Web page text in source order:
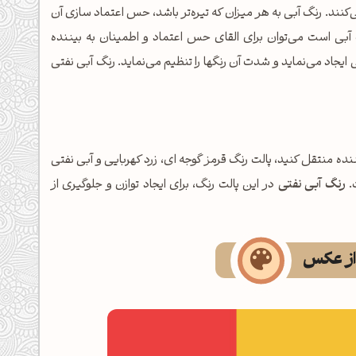
رنگ آبی به هر میزان که تیره‌تر باشد، حس اعتماد سازی آن
است می‌توان برای القای حس اعتماد و اطمینان به بیننده
می‌نماید و شدت آن رنگها را تنظیم می‌نماید. رنگ آبی نفتی
منتقل کنید، پالت رنگ قرمز گوجه ای، زرد کهربایی و آبی نفتی
رنگ آبی نفتی در این پالت رنگ، برای ایجاد توازن و جلوگیری از
از عکس